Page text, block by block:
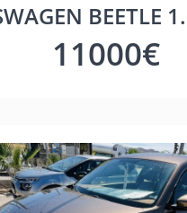
BEETLE
11000€